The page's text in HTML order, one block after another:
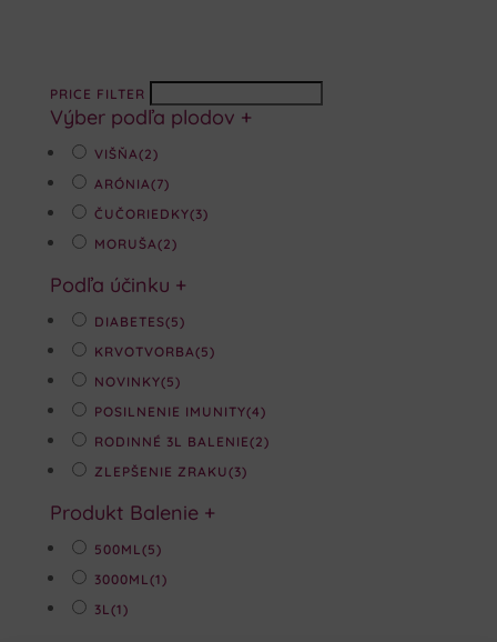
PRICE FILTER
Výber podľa plodov +
VIŠŇA(2)
ARÓNIA(7)
ČUČORIEDKY(3)
MORUŠA(2)
Podľa účinku +
DIABETES(5)
KRVOTVORBA(5)
NOVINKY(5)
POSILNENIE IMUNITY(4)
RODINNÉ 3L BALENIE(2)
ZLEPŠENIE ZRAKU(3)
Produkt Balenie +
500ML (5)
3000ML (1)
3L (1)